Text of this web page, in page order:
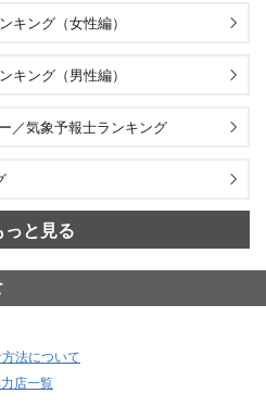
キング（女性編）
キング（男性編）
／気象予報士ランキング
っと見る
法について
店一覧